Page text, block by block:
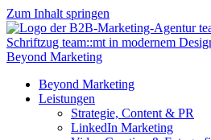
Zum Inhalt springen
Beyond Marketing
Beyond Marketing
Leistungen
Strategie, Content & PR
LinkedIn Marketing